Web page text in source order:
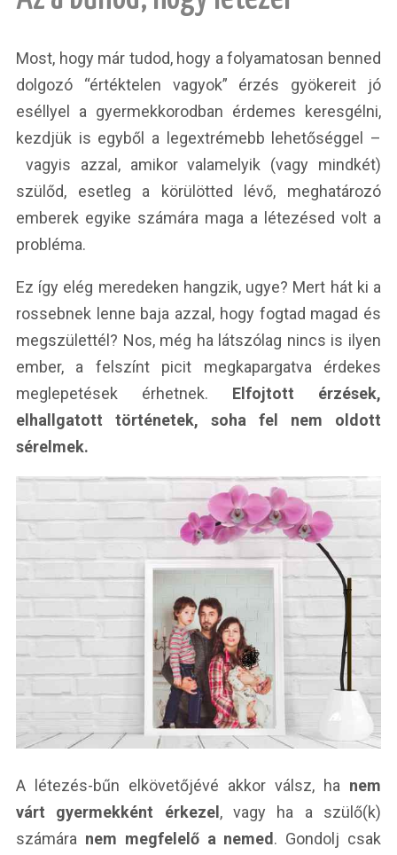
Most, hogy már tudod, hogy a folyamatosan benned
dolgozó “értéktelen vagyok” érzés gyökereit jó
eséllyel a gyermekkorodban érdemes keresgélni,
kezdjük is egyből a legextrémebb lehetőséggel –
vagyis azzal, amikor valamelyik (vagy mindkét)
szülőd, esetleg a körülötted lévő, meghatározó
emberek egyike számára maga a létezésed volt a
probléma.
Ez így elég meredeken hangzik, ugye? Mert hát ki a
rossebnek lenne baja azzal, hogy fogtad magad és
megszülettél? Nos, még ha látszólag nincs is ilyen
ember, a felszínt picit megkapargatva érdekes
meglepetések érhetnek. Elfojtott érzések,
elhallgatott történetek, soha fel nem oldott
sérelmek.
A létezés-bűn elkövetőjévé akkor válsz, ha nem
várt gyermekként érkezel , vagy ha a szülő(k)
számára nem megfelelő a nemed . Gondolj csak